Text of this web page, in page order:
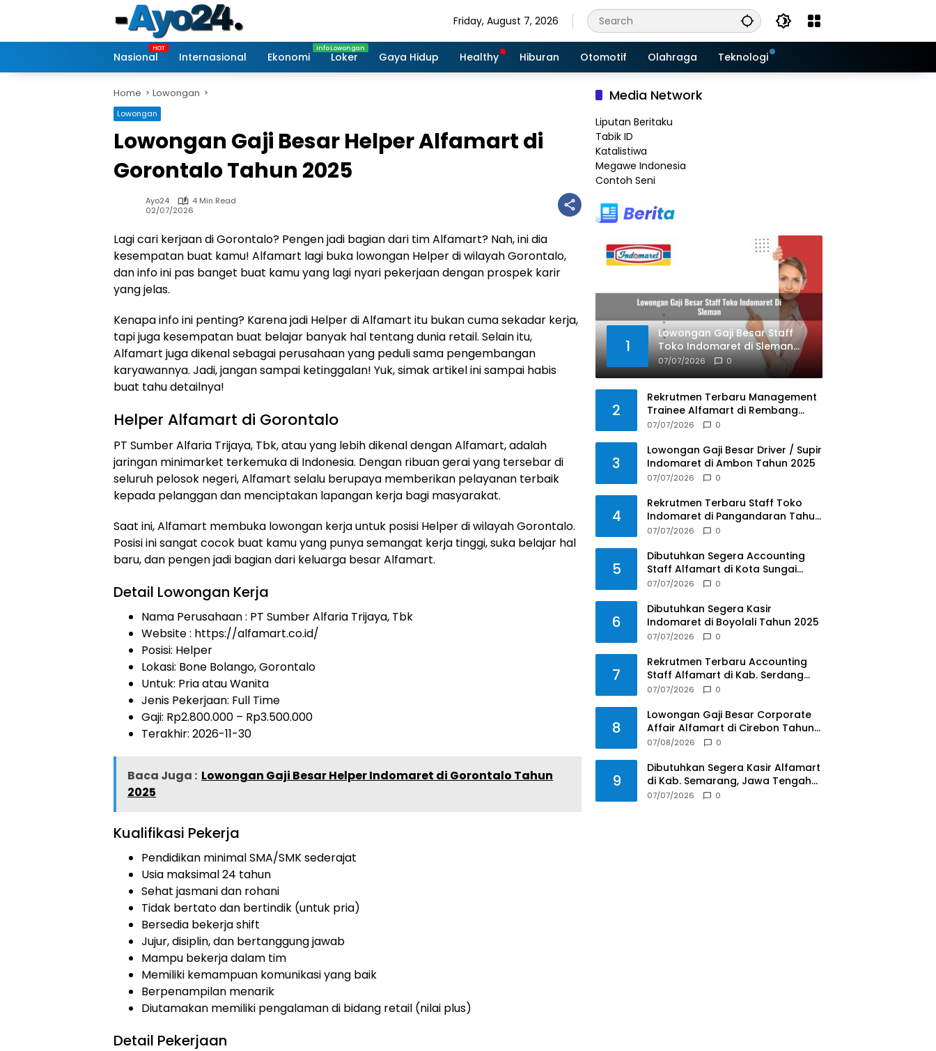
Friday, August 7, 2026
Nasional Internasional Ekonomi Loker Gaya Hidup Healthy Hiburan Otomotif Olahraga Teknologi
Home Lowongan
Lowongan
Lowongan Gaji Besar Helper Alfamart di
Gorontalo Tahun 2025
Ayo24
4 Min Read
02/07/2026
Lagi cari kerjaan di Gorontalo? Pengen jadi bagian dari tim Alfamart? Nah, ini dia
kesempatan buat kamu! Alfamart lagi buka lowongan Helper di wilayah Gorontalo,
dan info ini pas banget buat kamu yang lagi nyari pekerjaan dengan prospek karir
yang jelas.
Kenapa info ini penting? Karena jadi Helper di Alfamart itu bukan cuma sekadar kerja,
tapi juga kesempatan buat belajar banyak hal tentang dunia retail. Selain itu,
Alfamart juga dikenal sebagai perusahaan yang peduli sama pengembangan
karyawannya. Jadi, jangan sampai ketinggalan! Yuk, simak artikel ini sampai habis
buat tahu detailnya!
Helper Alfamart di Gorontalo
PT Sumber Alfaria Trijaya, Tbk, atau yang lebih dikenal dengan Alfamart, adalah
jaringan minimarket terkemuka di Indonesia. Dengan ribuan gerai yang tersebar di
seluruh pelosok negeri, Alfamart selalu berupaya memberikan pelayanan terbaik
kepada pelanggan dan menciptakan lapangan kerja bagi masyarakat.
Saat ini, Alfamart membuka lowongan kerja untuk posisi Helper di wilayah Gorontalo.
Posisi ini sangat cocok buat kamu yang punya semangat kerja tinggi, suka belajar hal
baru, dan pengen jadi bagian dari keluarga besar Alfamart.
Detail Lowongan Kerja
Nama Perusahaan : PT Sumber Alfaria Trijaya, Tbk
Website : https://alfamart.co.id/
Posisi: Helper
Lokasi: Bone Bolango, Gorontalo
Untuk: Pria atau Wanita
Jenis Pekerjaan: Full Time
Gaji: Rp2.800.000 – Rp3.500.000
Terakhir: 2026-11-30
Baca Juga : Lowongan Gaji Besar Helper Indomaret di Gorontalo Tahun
2025
Kualifikasi Pekerja
Pendidikan minimal SMA/SMK sederajat
Usia maksimal 24 tahun
Sehat jasmani dan rohani
Tidak bertato dan bertindik (untuk pria)
Bersedia bekerja shift
Jujur, disiplin, dan bertanggung jawab
Mampu bekerja dalam tim
Memiliki kemampuan komunikasi yang baik
Berpenampilan menarik
Diutamakan memiliki pengalaman di bidang retail (nilai plus)
Detail Pekerjaan
Media Network
Liputan Beritaku
Tabik ID
Katalistiwa
Megawe Indonesia
Contoh Seni
1
Lowongan Gaji Besar Staff
Toko Indomaret di Sleman
Tahun 2025
07/07/2026 0
2
Rekrutmen Terbaru Management
Trainee Alfamart di Rembang
Tahun 2025
07/07/2026 0
3
Lowongan Gaji Besar Driver / Supir
Indomaret di Ambon Tahun 2025
07/07/2026 0
4
Rekrutmen Terbaru Staff Toko
Indomaret di Pangandaran Tahun
2025
07/07/2026 0
5
Dibutuhkan Segera Accounting
Staff Alfamart di Kota Sungai
Penuh, Jambi Tahun 2025
07/07/2026 0
6
Dibutuhkan Segera Kasir
Indomaret di Boyolali Tahun 2025
07/07/2026 0
7
Rekrutmen Terbaru Accounting
Staff Alfamart di Kab. Serdang
Bedagai, Sumatera Utara Tahun
07/07/2026 0
8
Lowongan Gaji Besar Corporate
Affair Alfamart di Cirebon Tahun
2025
07/08/2026 0
9
Dibutuhkan Segera Kasir Alfamart
di Kab. Semarang, Jawa Tengah
Tahun 2025
07/07/2026 0